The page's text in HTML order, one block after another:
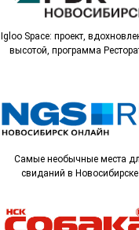
Igloo Space: проект,
высотой, программа
Самые необычные места
свиданий в Новосибирске